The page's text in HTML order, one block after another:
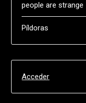
people are strange
Píldoras
Acceder